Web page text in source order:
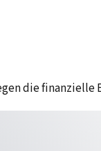
die finanzielle